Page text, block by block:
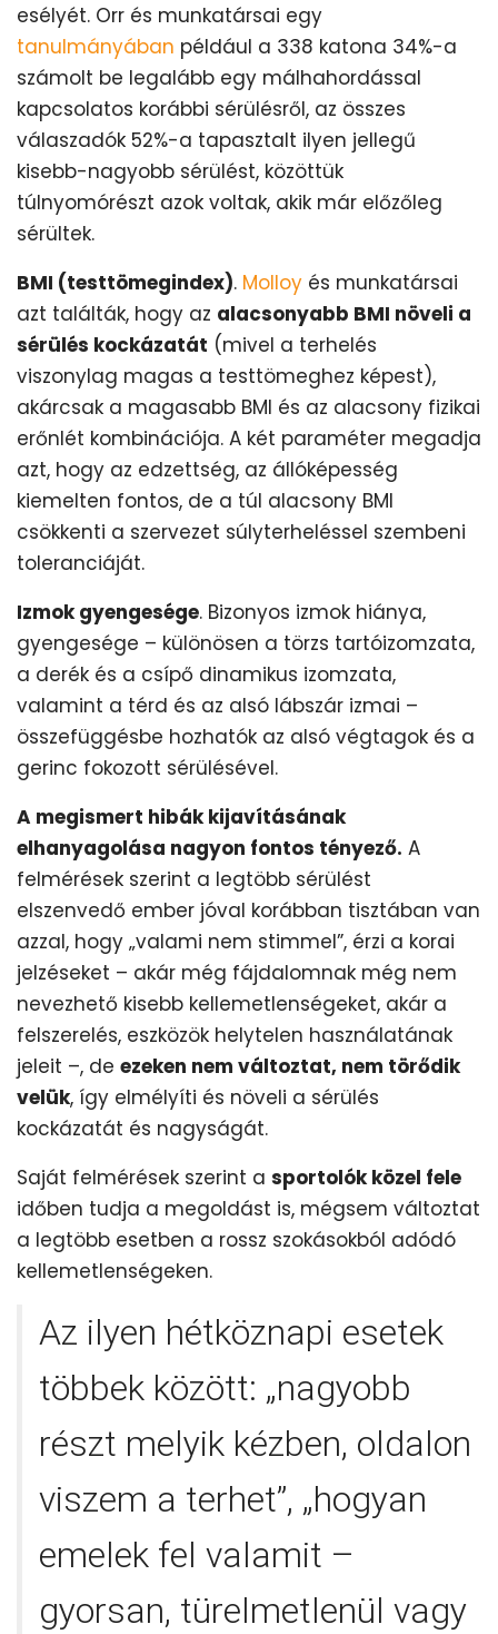
esélyét. Orr és munkatársai egy
tanulmányában például a 338 katona 34%-a
számolt be legalább egy málhahordással
kapcsolatos korábbi sérülésről, az összes
válaszadók 52%-a tapasztalt ilyen jellegű
kisebb-nagyobb sérülést, közöttük
túlnyomórészt azok voltak, akik már előzőleg
sérültek.
BMI (testtömegindex). Molloy és munkatársai
azt találták, hogy az alacsonyabb BMI növeli a
sérülés kockázatát (mivel a terhelés
viszonylag magas a testtömeghez képest),
akárcsak a magasabb BMI és az alacsony fizikai
erőnlét kombinációja. A két paraméter megadja
azt, hogy az edzettség, az állóképesség
kiemelten fontos, de a túl alacsony BMI
csökkenti a szervezet súlyterheléssel szembeni
toleranciáját.
Izmok gyengesége. Bizonyos izmok hiánya,
gyengesége – különösen a törzs tartóizomzata,
a derék és a csípő dinamikus izomzata,
valamint a térd és az alsó lábszár izmai –
összefüggésbe hozhatók az alsó végtagok és a
gerinc fokozott sérülésével.
A megismert hibák kijavításának
elhanyagolása nagyon fontos tényező. A
felmérések szerint a legtöbb sérülést
elszenvedő ember jóval korábban tisztában van
azzal, hogy „valami nem stimmel”, érzi a korai
jelzéseket – akár még fájdalomnak még nem
nevezhető kisebb kellemetlenségeket, akár a
felszerelés, eszközök helytelen használatának
jeleit –, de ezeken nem változtat, nem törődik
velük, így elmélyíti és növeli a sérülés
kockázatát és nagyságát.
Saját felmérések szerint a sportolók közel fele
időben tudja a megoldást is, mégsem változtat
a legtöbb esetben a rossz szokásokból adódó
kellemetlenségeken.
Az ilyen hétköznapi esetek
többek között: „nagyobb
részt melyik kézben, oldalon
viszem a terhet”, „hogyan
emelek fel valamit –
gyorsan, türelmetlenül vagy